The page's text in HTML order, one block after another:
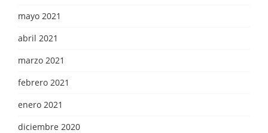
mayo 2021
abril 2021
marzo 2021
febrero 2021
enero 2021
diciembre 2020